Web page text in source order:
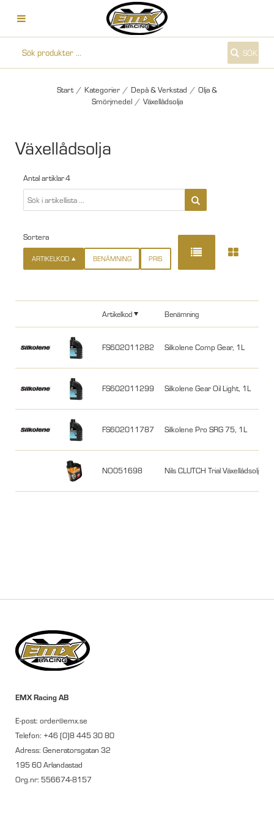
SÖK
Start / Kategorier / Depå & Verkstad / Olja &
Smörjmedel / Växellådsolja
Växellådsolja
Antal artiklar4
Sortera
ARTIKELKOD BENÄMNING PRIS
Artikelkod Benämning
FS602011282 Silkolene Comp Gear, 1L
FS602011299 Silkolene Gear Oil Light, 1L
FS602011787 Silkolene Pro SRG 75, 1L
NO051698 Nils CLUTCH Trial Växellådsolja 1L
EMX Racing AB
E-post: order@emx.se
Telefon: +46 (0)8 445 30 80
Adress: Generatorsgatan 32
195 60 Arlandastad
Org.nr: 556674-8157